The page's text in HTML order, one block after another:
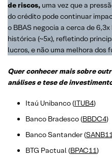
de riscos, uma vez que a
do crédito pode continuar
o BBAS negocia a cerca de
histórica (~5x), refletindo
lucros, e não uma melhora dos
Quer conhecer mais sobre
análises e tese de
Itaú Unibanco (ITUB4)
Banco Bradesco (BBDC4)
Banco Santander (
BTG Pactual (BPAC11)